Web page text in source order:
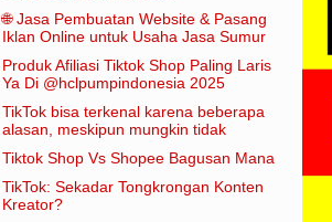
🌐 Jasa Pembuatan Website & Pasang
Iklan Online untuk Usaha Jasa Sumur
Produk Afiliasi Tiktok Shop Paling Laris
Ya Di @hclpumpindonesia 2025
TikTok bisa terkenal karena beberapa
alasan, meskipun mungkin tidak
tradisional:
Tiktok Shop Vs Shopee Bagusan Mana
TikTok: Sekadar Tongkrongan Konten
Kreator?